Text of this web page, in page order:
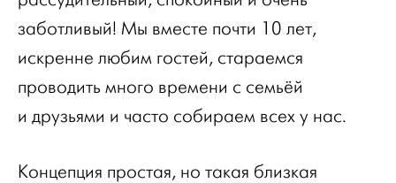
заботливый! Мы вместе почти 10 лет,
искренне любим гостей, стараемся
проводить много времени с семьёй
и друзьями и часто собираем всех у нас.
Концепция простая, но такая близкая